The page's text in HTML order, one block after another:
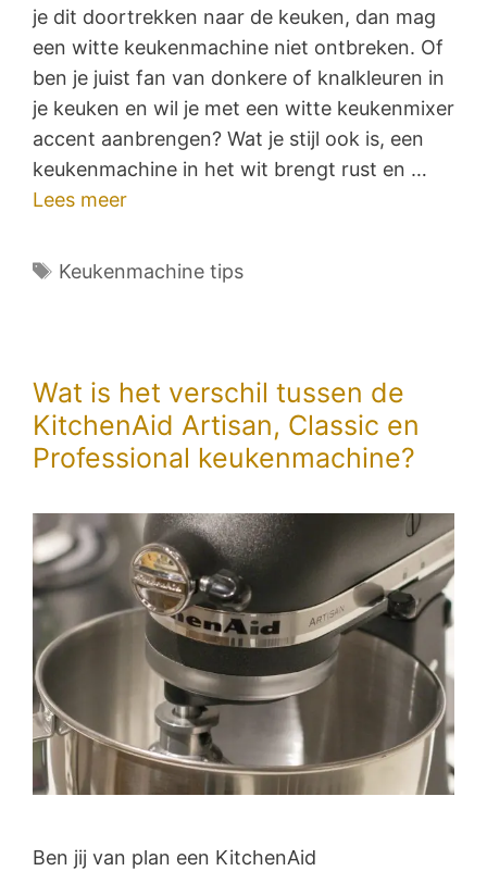
je dit doortrekken naar de keuken, dan mag
een witte keukenmachine niet ontbreken. Of
ben je juist fan van donkere of knalkleuren in
je keuken en wil je met een witte keukenmixer
accent aanbrengen? Wat je stijl ook is, een
keukenmachine in het wit brengt rust en …
Lees meer
Tags
Keukenmachine tips
Wat is het verschil tussen de
KitchenAid Artisan, Classic en
Professional keukenmachine?
Ben jij van plan een KitchenAid